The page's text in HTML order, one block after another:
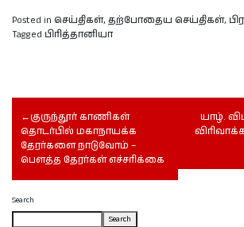
Posted in செய்திகள், தற்போதைய செய்திகள்,
Tagged பிரித்தானியா
குருந்தூர் காணிகள்
தொடர்பில் மகாநாயக்க
தேரர்களை நாடுவோம் –
பெளத்த தேரர்கள் எச்சரிக்கை
யாழ்.
Search
Search